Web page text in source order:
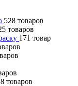
528 товаров
товаров
171 товар
товаров